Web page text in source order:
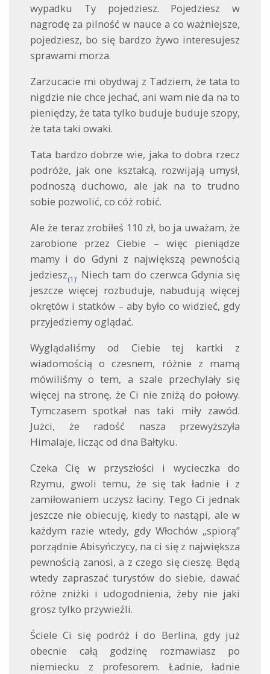
wypadku Ty pojedziesz. Pojedziesz w
nagrodę za pilność w nauce a co ważniejsze,
pojedziesz, bo się bardzo żywo interesujesz
sprawami morza.
Zarzucacie mi obydwaj z Tadziem, że tata to
nigdzie nie chce jechać, ani wam nie da na to
pieniędzy, że tata tylko buduje buduje szopy,
że tata taki owaki.
Tata bardzo dobrze wie, jaka to dobra rzecz
podróże, jak one kształcą, rozwijają umysł,
podnoszą duchowo, ale jak na to trudno
sobie pozwolić, co cóż robić.
Ale że teraz zrobiłeś 110 zł, bo ja uważam, że
zarobione przez Ciebie – więc pieniądze
mamy i do Gdyni z największą pewnością
jedziesz(1). Niech tam do czerwca Gdynia się
jeszcze więcej rozbuduje, nabudują więcej
okrętów i statków – aby było co widzieć, gdy
przyjedziemy oglądać.
Wyglądaliśmy od Ciebie tej kartki z
wiadomością o czesnem, różnie z mamą
mówiliśmy o tem, a szale przechylały się
więcej na stronę, że Ci nie zniżą do połowy.
Tymczasem spotkał nas taki miły zawód.
Jużci, że radość nasza przewyższyła
Himalaje, licząc od dna Bałtyku.
Czeka Cię w przyszłości i wycieczka do
Rzymu, gwoli temu, że się tak ładnie i z
zamiłowaniem uczysz łaciny. Tego Ci jednak
jeszcze nie obiecuję, kiedy to nastąpi, ale w
każdym razie wtedy, gdy Włochów „spiorą”
porządnie Abisyńczycy, na ci się z największa
pewnością zanosi, a z czego się cieszę. Będą
wtedy zapraszać turystów do siebie, dawać
różne zniżki i udogodnienia, żeby nie jaki
grosz tylko przywieźli.
Ściele Ci się podróż i do Berlina, gdy już
obecnie całą godzinę rozmawiasz po
niemiecku z profesorem. Ładnie, ładnie